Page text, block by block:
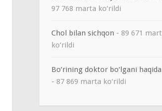
97 768 marta ko‘rildi
Chol bilan sichqon - 89 671
ko‘rildi
Bo‘rining doktor bo‘lgani
- 87 869 marta ko‘rildi